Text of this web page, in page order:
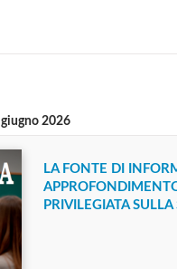
giugno 2026
LA FONTE DI
PRIVILEGIATA